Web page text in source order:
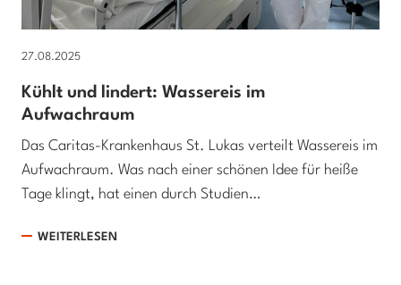
27.08.2025
Kühlt und lindert: Wassereis im
Aufwachraum
Das Caritas-Krankenhaus St. Lukas verteilt Wassereis im
Aufwachraum. Was nach einer schönen Idee für heiße
Tage klingt, hat einen durch Studien…
WEITERLESEN